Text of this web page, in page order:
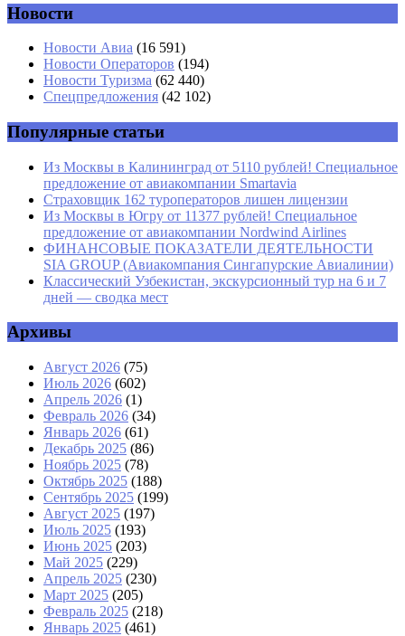
Имя *
Email*
Новости
Новости Авиа (16 591)
Новости Операторов (194)
Новости Туризма (62 440)
Спецпредложения (42 102)
Популярные статьи
Из Москвы в Калининград от 5110 рублей! Специальное
предложение от авиакомпании Smartavia
Страховщик 162 туроператоров лишен лицензии
Из Москвы в Югру от 11377 рублей! Специальное
предложение от авиакомпании Nordwind Airlines
ФИНАНСОВЫЕ ПОКАЗАТЕЛИ ДЕЯТЕЛЬНОСТИ
SIA GROUP (Авиакомпания Сингапурские Авиалинии)
Классический Узбекистан, экскурсионный тур на 6 и 7
дней — сводка мест
Архивы
Август 2026 (75)
Июль 2026 (602)
Апрель 2026 (1)
Февраль 2026 (34)
Январь 2026 (61)
Декабрь 2025 (86)
Ноябрь 2025 (78)
Октябрь 2025 (188)
Сентябрь 2025 (199)
Август 2025 (197)
Июль 2025 (193)
Июнь 2025 (203)
Май 2025 (229)
Апрель 2025 (230)
Март 2025 (205)
Февраль 2025 (218)
Январь 2025 (461)